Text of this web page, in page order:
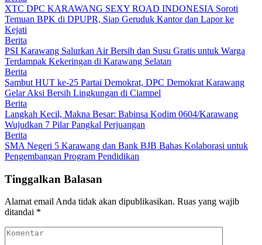
XTC DPC KARAWANG SEXY ROAD INDONESIA Soroti
Temuan BPK di DPUPR, Siap Geruduk Kantor dan Lapor ke
Kejati
Berita
PSI Karawang Salurkan Air Bersih dan Susu Gratis untuk Warga
Terdampak Kekeringan di Karawang Selatan
Berita
Sambut HUT ke-25 Partai Demokrat, DPC Demokrat Karawang
Gelar Aksi Bersih Lingkungan di Ciampel
Berita
Langkah Kecil, Makna Besar: Babinsa Kodim 0604/Karawang
Wujudkan 7 Pilar Pangkal Perjuangan
Berita
SMA Negeri 5 Karawang dan Bank BJB Bahas Kolaborasi untuk
Pengembangan Program Pendidikan
Tinggalkan Balasan
Alamat email Anda tidak akan dipublikasikan. Ruas yang wajib
ditandai *